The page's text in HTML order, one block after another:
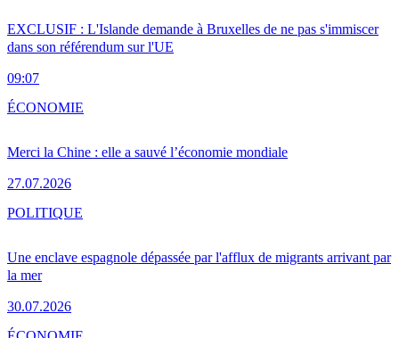
EXCLUSIF : L'Islande demande à Bruxelles de ne pas s'immiscer
dans son référendum sur l'UE
09:07
Merci la Chine : elle a sauvé l’économie mondiale
27.07.2026
ÉCONOMIE
Une enclave espagnole dépassée par l'afflux de migrants arrivant par
la mer
30.07.2026
POLITIQUE